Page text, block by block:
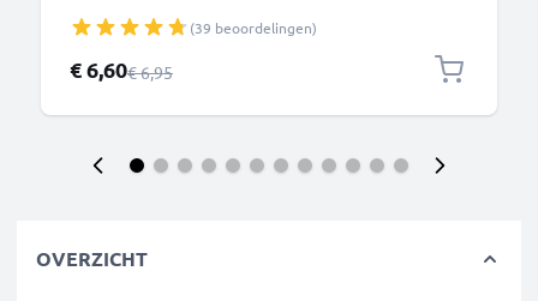
smartphone zwart(39 beoordelingen)
Speciale prijs
€ 6,60Normale prijs
€ 6,95
OVERZICHT